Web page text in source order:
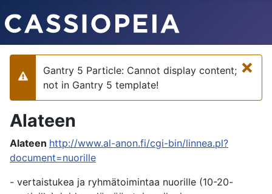
×
Varoitus
Gantry 5 Particle: Cannot display content;
not in Gantry 5 template!
Alateen
Alateen http://www.al-anon.fi/cgi-bin/linnea.pl?
document=nuorille
- vertaistukea ja ryhmätoimintaa nuorille (10-20-